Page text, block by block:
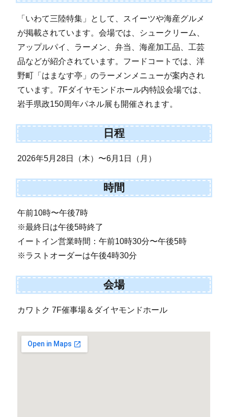
「いわて三陸特集」として、スイーツや海産グルメ
が掲載されています。会場では、シュークリーム、
アップルパイ、ラーメン、弁当、海産加工品、工芸
品などが紹介されています。フードコートでは、洋
野町「はまなす亭」のラーメンメニューが案内され
ています。7Fダイヤモンドホール内特設会場では、
岩手県政150周年パネル展も開催されます。
日程
2026年5月28日（木）〜6月1日（月）
時間
午前10時〜午後7時
※最終日は午後5時終了
イートイン営業時間：午前10時30分〜午後5時
※ラストオーダーは午後4時30分
会場
カワトク 7F催事場＆ダイヤモンドホール